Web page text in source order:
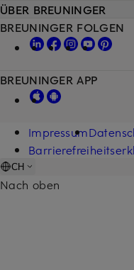
ÜBER BREUNINGER
BREUNINGER FOLGEN
BREUNINGER APP
Impressum
CH
Nach oben